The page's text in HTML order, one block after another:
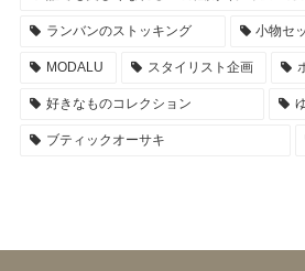
ランバンのストッキング 小物セ
MODALU スタイリスト企画
好きなものコレクション
ブティックオーサキ